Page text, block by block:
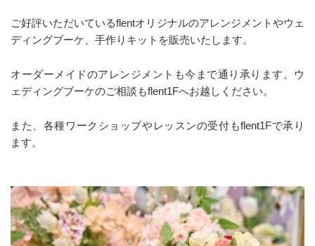
ご好評いただいているflentオリジナルのアレンジメントやウェ
ディングブーケ、手作りキットを販売いたします。
オーダーメイドのアレンジメントも今まで通り承ります。ウ
ェディングブーケのご相談もflent1Fへお越しください。
また、各種ワークショップやレッスンの受付もflent1Fで承り
ます。